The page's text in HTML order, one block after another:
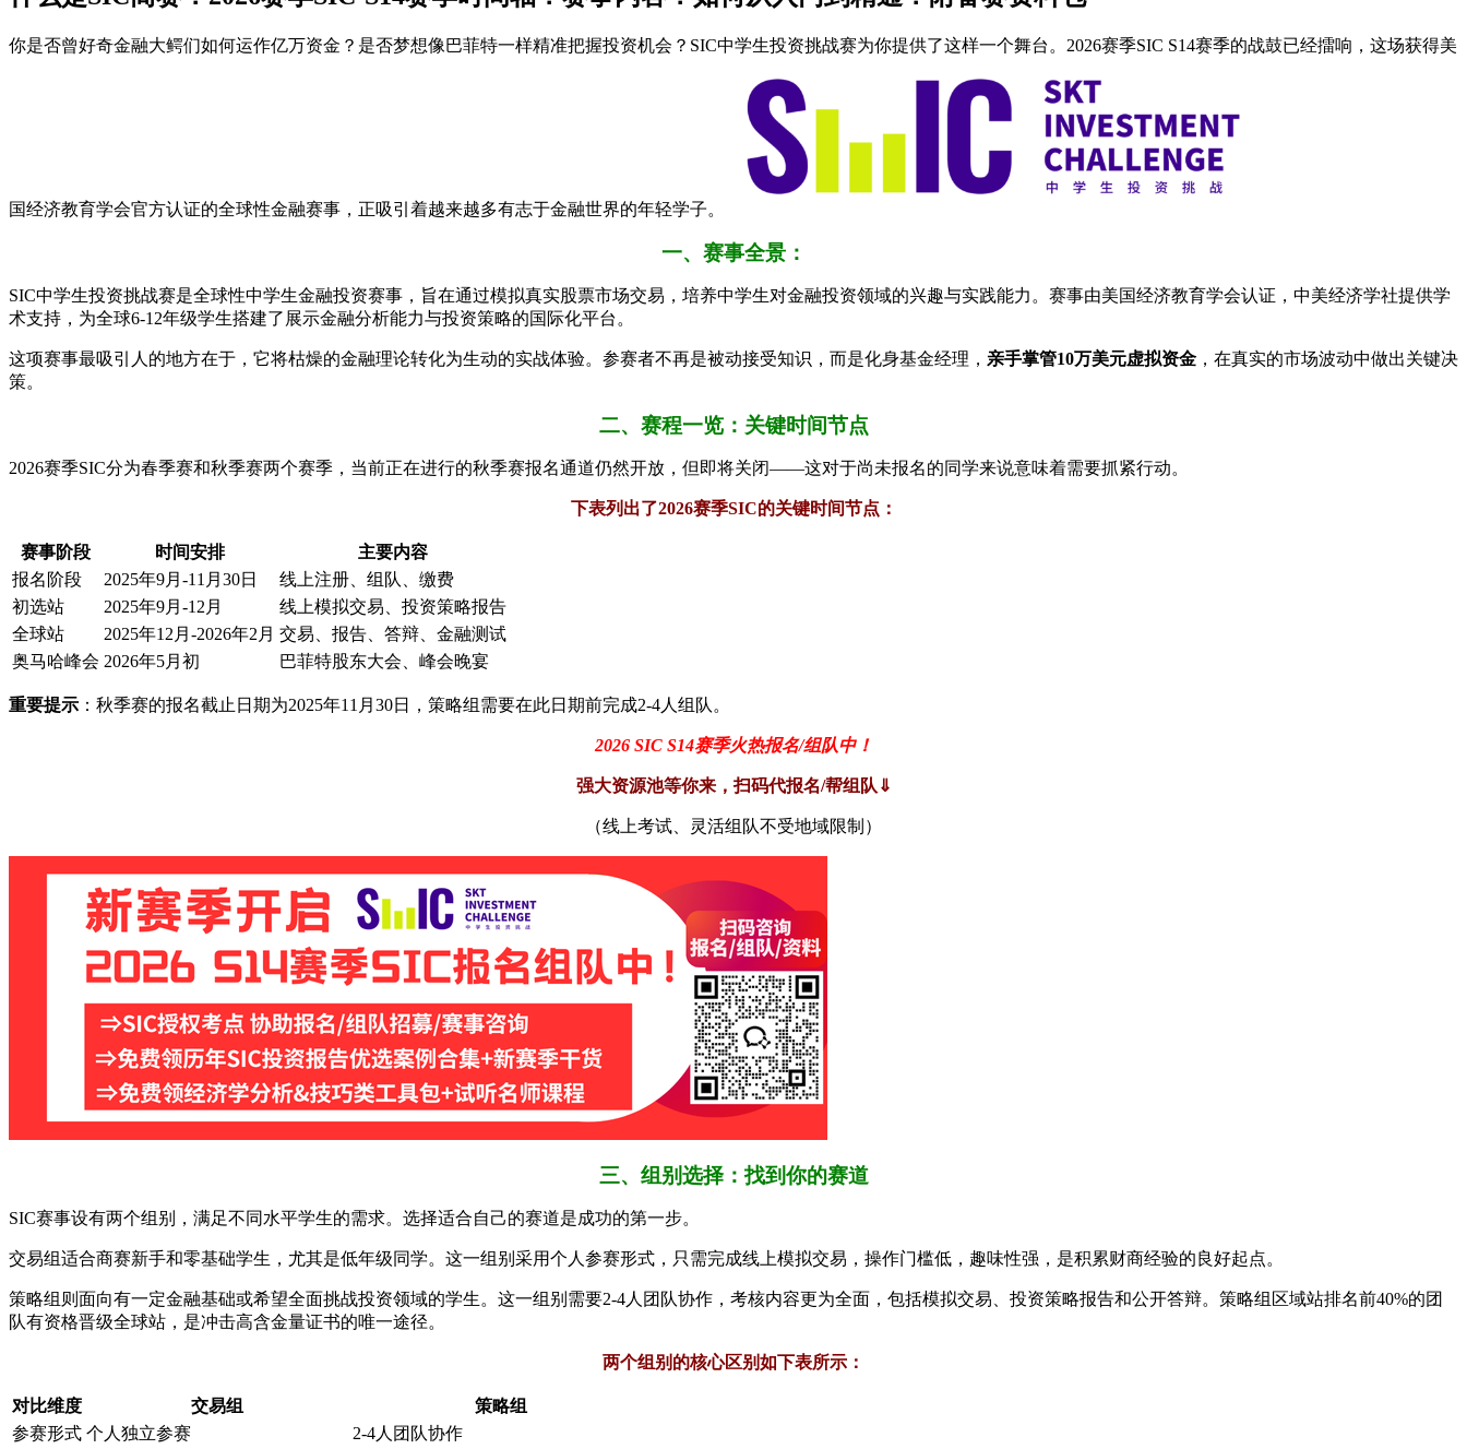
你是否曾好奇金融大鳄们如何运作亿万资金？是否梦想像巴菲特一样精准把握投资机会？SIC中学生投资挑战赛为你提供了这样一个舞台。2026赛季SIC S14赛季的战鼓已经擂响，这场获得美
国经济教育学会官方认证的全球性金融赛事，正吸引着越来越多有志于金融世界的年轻学子。
一、赛事全景：
SIC中学生投资挑战赛是全球性中学生金融投资赛事，旨在通过模拟真实股票市场交易，培养中学生对金融投资领域的兴趣与实践能力。赛事由美国经济教育学会认证，中美经济学社提供学
术支持，为全球6-12年级学生搭建了展示金融分析能力与投资策略的国际化平台。
这项赛事最吸引人的地方在于，它将枯燥的金融理论转化为生动的实战体验。参赛者不再是被动接受知识，而是化身基金经理， 亲手掌管10万美元虚拟资金 ，在真实的市场波动中做出关键决
策。
二、赛程一览：关键时间节点
2026赛季SIC分为春季赛和秋季赛两个赛季，当前正在进行的秋季赛报名通道仍然开放，但即将关闭——这对于尚未报名的同学来说意味着需要抓紧行动。
下表列出了2026赛季SIC的关键时间节点：
赛事阶段 时间安排
主要内容
报名阶段
2025年9月-11月30日
线上注册、组队、缴费
初选站
2025年9月-12月
线上模拟交易、投资策略报告
全球站
2025年12月-2026年2月 交易、报告、答辩、金融测试
奥马哈峰会 2026年5月初 巴菲特股东大会、峰会晚宴
重要提示 ：秋季赛的报名截止日期为2025年11月30日，策略组需要在此日期前完成2-4人组队。
2026 SIC S14赛季火热报名/组队中！
强大资源池等你来，扫码代报名/帮组队⇓
（线上考试、灵活组队不受地域限制）
三、组别选择：找到你的赛道
SIC赛事设有两个组别，满足不同水平学生的需求。选择适合自己的赛道是成功的第一步。
交易组适合商赛新手和零基础学生，尤其是低年级同学。这一组别采用个人参赛形式，只需完成线上模拟交易，操作门槛低，趣味性强，是积累财商经验的良好起点。
策略组则面向有一定金融基础或希望全面挑战投资领域的学生。这一组别需要2-4人团队协作，考核内容更为全面，包括模拟交易、投资策略报告和公开答辩。策略组区域站排名前40%的团
队有资格晋级全球站，是冲击高含金量证书的唯一途径。
两个组别的核心区别如下表所示：
对比维度 交易组
策略组
参赛形式 个人独立参赛
2-4人团队协作